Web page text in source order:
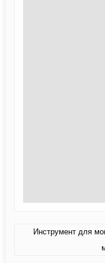
Инструмент для